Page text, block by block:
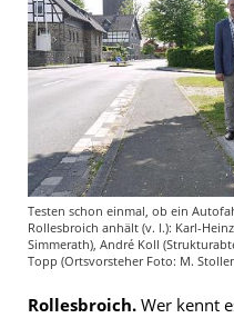
Testen schon einmal, ob ein
Rollesbroich anhält (v. l.): Karl-
Simmerath), André Koll
Topp (Ortsvorsteher Foto: M.
Rollesbroich. Wer kennt